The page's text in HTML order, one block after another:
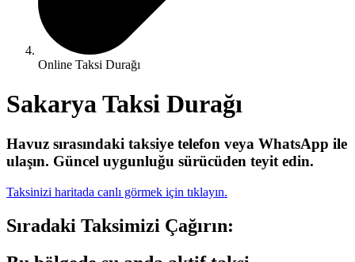
Online Taksi Durağı
Sakarya Taksi Durağı
Havuz sırasındaki taksiye telefon veya WhatsApp ile
ulaşın. Güncel uygunluğu sürücüden teyit edin.
Taksinizi haritada canlı görmek için tıklayın.
Sıradaki Taksimizi Çağırın: